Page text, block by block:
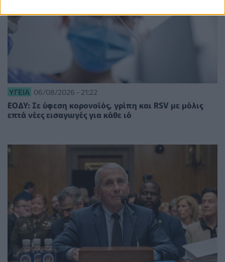
ΥΓΕΊΑ 06/08/2026 - 21:22
ΕΟΔΥ: Σε ύφεση κορονοϊός, γρίπη και RSV με μόλις
επτά νέες εισαγωγές για κάθε ιό